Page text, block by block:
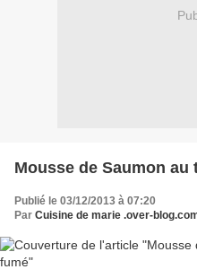
Mousse de Saumon
Publié le 03/12/2013 à 07:20
Par Cuisine de marie .over-